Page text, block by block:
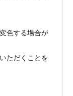
色する場合が
ただくことを